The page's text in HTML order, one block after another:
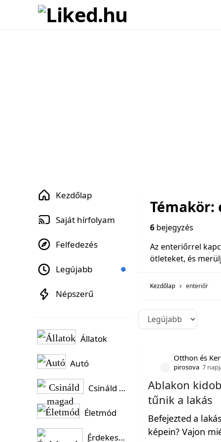
6 bejegyzés
Az enteriőrrel
ötleteket, és
Kezdőlap enteriőr
Otthon és
pirosova 7
Ablakon
tűnik a lakás
Befejezted a
képein? Vajon
Kezdőlap
Saját hírfolyam
Felfedezés
Legújabb
Népszerű
Állatok
Autó
Csináld magad
Életmód
Érdekességek